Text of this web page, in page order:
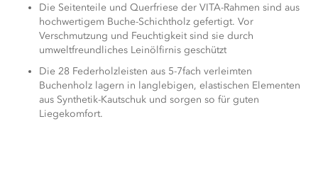
Die Seitenteile und Querfriese der VITA-Rahmen sind aus
hochwertigem Buche-Schichtholz gefertigt. Vor
Verschmutzung und Feuchtigkeit sind sie durch
umweltfreundliches Leinölfirnis geschützt
Die 28 Federholzleisten aus 5-7fach verleimten
Buchenholz lagern in langlebigen, elastischen Elementen
aus Synthetik-Kautschuk und sorgen so für guten
Liegekomfort.